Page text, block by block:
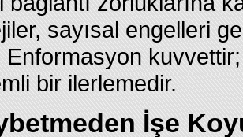
sayısal engelleri
Enformasyon
bir ilerlemedir.
İşe